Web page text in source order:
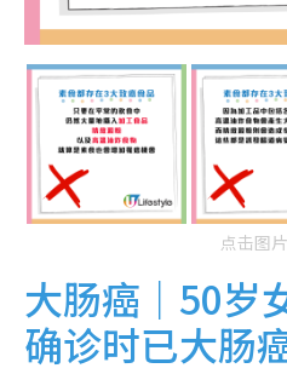
点击图
大肠癌｜50岁
确诊时已大肠